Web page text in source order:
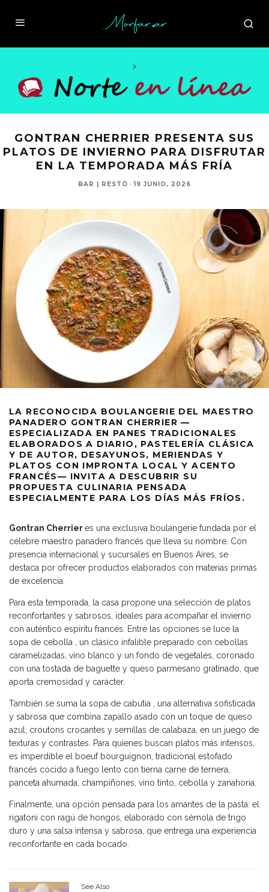
>
GONTRAN CHERRIER PRESENTA SUS
PLATOS DE INVIERNO PARA DISFRUTAR
EN LA TEMPORADA MÁS FRÍA
BAR | RESTÓ · 19 JUNIO, 2026
LA RECONOCIDA BOULANGERIE DEL MAESTRO
PANADERO GONTRAN CHERRIER —
ESPECIALIZADA EN PANES TRADICIONALES
ELABORADOS A DIARIO, PASTELERÍA CLÁSICA
Y DE AUTOR, DESAYUNOS, MERIENDAS Y
PLATOS CON IMPRONTA LOCAL Y ACENTO
FRANCÉS— INVITA A DESCUBRIR SU
PROPUESTA CULINARIA PENSADA
ESPECIALMENTE PARA LOS DÍAS MÁS FRÍOS.
Gontran Cherrieres una exclusiva boulangerie fundada por el
célebre maestro panadero francés que lleva su nombre. Con
presencia internacional y sucursales en Buenos Aires, se
destaca por ofrecer productos elaborados con materias primas
de excelencia.
Para esta temporada, la casa propone una selección de platos
reconfortantes y sabrosos, ideales para acompañar el invierno
con auténtico espíritu francés. Entre las opciones se luce la
sopa de cebolla , un clásico infalible preparado con cebollas
caramelizadas, vino blanco y un fondo de vegetales, coronado
con una tostada de baguette y queso parmesano gratinado, que
aporta cremosidad y carácter.
También se suma la sopa de cabutia , una alternativa sofisticada
y sabrosa que combina zapallo asado con un toque de queso
azul, croutons crocantes y semillas de calabaza, en un juego de
texturas y contrastes. Para quienes buscan platos más intensos,
es imperdible el boeuf bourguignon, tradicional estofado
francés cocido a fuego lento con tierna carne de ternera,
panceta ahumada, champiñones, vino tinto, cebolla y zanahoria.
Finalmente, una opción pensada para los amantes de la pasta: el
rigatoni con ragú de hongos, elaborado con sémola de trigo
duro y una salsa intensa y sabrosa, que entrega una experiencia
reconfortante en cada bocado.
See Also